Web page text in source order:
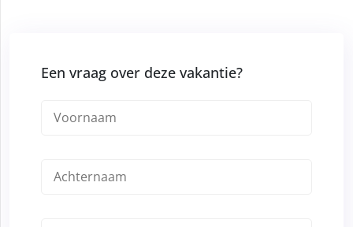
Een vraag over deze vakantie?